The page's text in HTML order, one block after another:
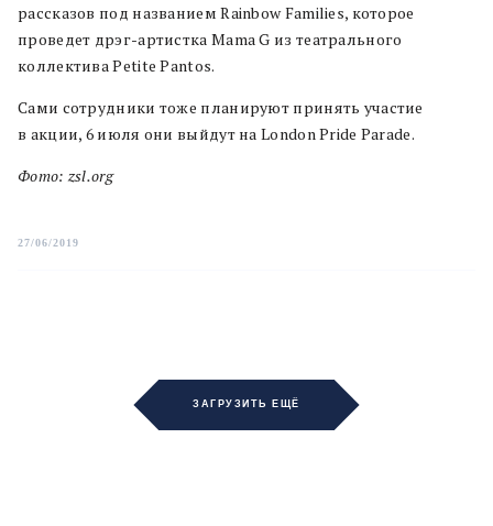
рассказов под названием Rainbow Families, которое
проведет дрэг-артистка Mama G из театрального
коллектива Petite Pantos.
Сами сотрудники тоже планируют принять участие
в акции, 6 июля они выйдут на London Pride Parade.
Фото: zsl.org
27/06/2019
ЗАГРУЗИТЬ ЕЩЁ